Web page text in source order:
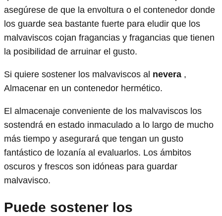
asegúrese de que la envoltura o el contenedor donde
los guarde sea bastante fuerte para eludir que los
malvaviscos cojan fragancias y fragancias que tienen
la posibilidad de arruinar el gusto.
Si quiere sostener los malvaviscos al nevera ,
Almacenar en un contenedor hermético.
El almacenaje conveniente de los malvaviscos los
sostendrá en estado inmaculado a lo largo de mucho
más tiempo y asegurará que tengan un gusto
fantástico de lozanía al evaluarlos. Los ámbitos
oscuros y frescos son idóneas para guardar
malvavisco.
Puede sostener los